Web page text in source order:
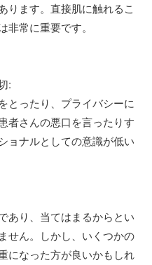
ります。直接肌に触れるこ
常に重要です。
:
とったり、プライバシーに
者さんの悪口を言ったりす
ョナルとしての意識が低い
あり、当てはまるからとい
せん。しかし、いくつかの
になった方が良いかもしれ